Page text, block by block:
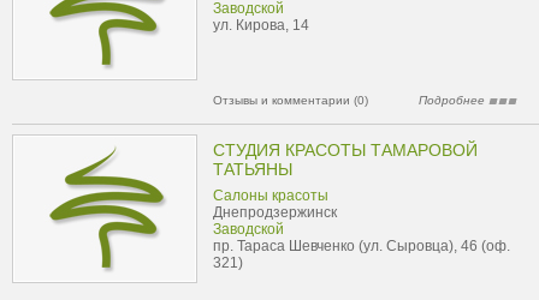
Заводской
ул. Кирова, 14
Отзывы и комментарии (0) Подробнее
СТУДИЯ КРАСОТЫ ТАМАРОВОЙ
ТАТЬЯНЫ
Салоны красоты
Днепродзержинск
Заводской
пр. Тараса Шевченко (ул. Сыровца), 46 (оф.
321)